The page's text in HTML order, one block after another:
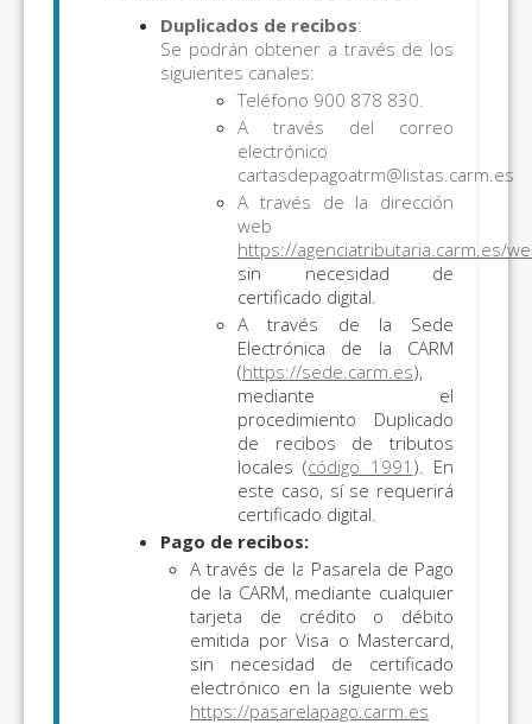
Duplicados de recibos:
Se podrán obtener a través de los
siguientes canales:
Teléfono 900 878 830.
A través del correo
electrónico
cartasdepagoatrm@listas.carm.es
A través de la dirección
web
https://agenciatributaria.carm.es/
sin necesidad de
certificado digital.
A través de la Sede
Electrónica de la CARM
(https://sede.carm.es),
mediante el
procedimiento Duplicado
de recibos de tributos
locales (código 1991 ). En
este caso, sí se requerirá
certificado digital.
Pago de recibos:
A través de la Pasarela de Pago
de la CARM, mediante cualquier
tarjeta de crédito o débito
emitida por Visa o Mastercard,
sin necesidad de certificado
electrónico en la siguiente web
https://pasarelapago.carm.es